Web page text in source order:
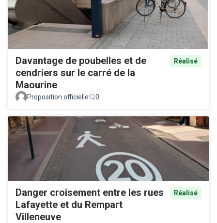
Davantage de poubelles et de
cendriers sur le carré de la
Maourine
Réalisé
Proposition officielle 0
Danger croisement entre les rues
Lafayette et du Rempart
Villeneuve
Réalisé